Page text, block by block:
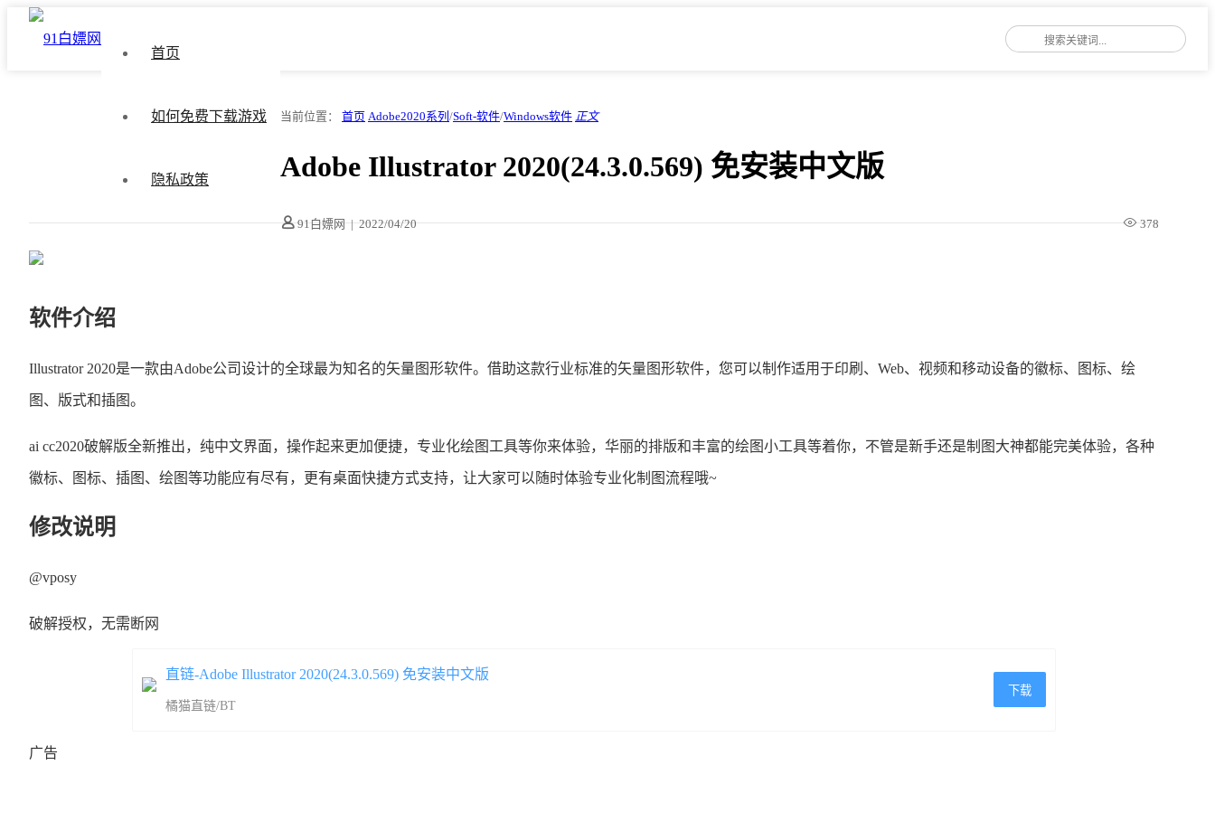
首页
如何免费下载游戏
隐私政策
当前位置： 首页 Adobe2020系列 /Soft-软件/Windows软件 正文
Adobe Illustrator 2020(24.3.0.569) 免安装中文版
91白嫖网 | 2022/04/20 378
软件介绍
Illustrator 2020是一款由Adobe公司设计的全球最为知名的矢量图形软件。借助这款行业标准的矢量图形软件，您可以制作适用于印刷、Web、视频和移动设备的徽标、图标、绘
图、版式和插图。
ai cc2020破解版全新推出，纯中文界面，操作起来更加便捷，专业化绘图工具等你来体验，华丽的排版和丰富的绘图小工具等着你，不管是新手还是制图大神都能完美体验，各种
徽标、图标、插图、绘图等功能应有尽有，更有桌面快捷方式支持，让大家可以随时体验专业化制图流程哦~
修改说明
@vposy
破解授权，无需断网
直链-Adobe Illustrator 2020(24.3.0.569) 免安装中文版
橘猫直链/BT
下载
广告